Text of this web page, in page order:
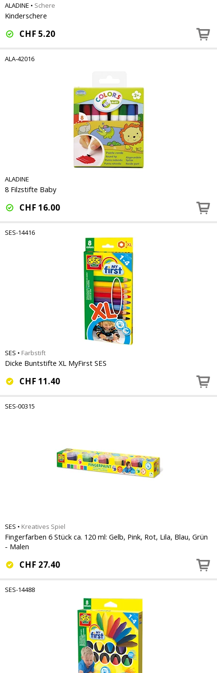
ALADINE • Schere
Kinderschere
CHF 5.20
ALA-42016
ALADINE
8 Filzstifte Baby
CHF 16.00
SES-14416
SES • Farbstift
Dicke Buntstifte XL MyFirst SES
CHF 11.40
SES-00315
SES • Kreatives Spiel
Fingerfarben 6 Stück ca. 120 ml: Gelb, Pink, Rot, Lila, Blau, Grün
- Malen
CHF 27.40
SES-14488